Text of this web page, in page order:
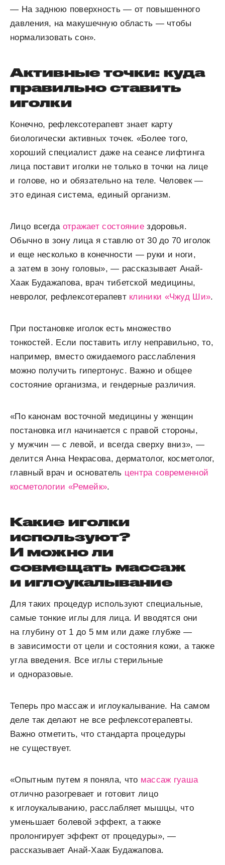
— На заднюю поверхность — от повышенного
давления, на макушечную область — чтобы
нормализовать сон».
Активные точки: куда
правильно ставить
иголки
Конечно, рефлексотерапевт знает карту
биологически активных точек. «Более того,
хороший специалист даже на сеансе лифтинга
лица поставит иголки не только в точки на лице
и голове, но и обязательно на теле. Человек —
это единая система, единый организм.
Лицо всегда отражает состояние здоровья.
Обычно в зону лица я ставлю от 30 до 70 иголок
и еще несколько в конечности — руки и ноги,
а затем в зону головы», — рассказывает Анай-
Хаак Будажапова, врач тибетской медицины,
невролог, рефлексотерапевт клиники «Чжуд Ши».
При постановке иголок есть множество
тонкостей. Если поставить иглу неправильно, то,
например, вместо ожидаемого расслабления
можно получить гипертонус. Важно и общее
состояние организма, и гендерные различия.
«По канонам восточной медицины у женщин
постановка игл начинается с правой стороны,
у мужчин — с левой, и всегда сверху вниз», —
делится Анна Некрасова, дерматолог, косметолог,
главный врач и основатель центра современной
косметологии «Ремейк».
Какие иголки
используют?
И можно ли
совмещать массаж
и иглоукалывание
Для таких процедур используют специальные,
самые тонкие иглы для лица. И вводятся они
на глубину от 1 до 5 мм или даже глубже —
в зависимости от цели и состояния кожи, а также
угла введения. Все иглы стерильные
и одноразовые.
Теперь про массаж и иглоукалывание. На самом
деле так делают не все рефлексотерапевты.
Важно отметить, что стандарта процедуры
не существует.
«Опытным путем я поняла, что массаж гуаша
отлично разогревает и готовит лицо
к иглоукалыванию, расслабляет мышцы, что
уменьшает болевой эффект, а также
пролонгирует эффект от процедуры», —
рассказывает Анай-Хаак Будажапова.